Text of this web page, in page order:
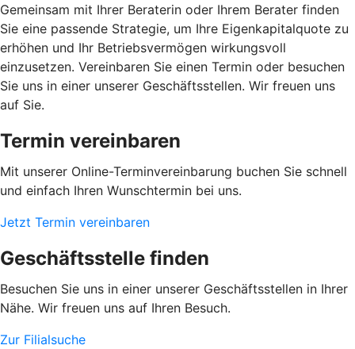
Gemeinsam mit Ihrer Beraterin oder Ihrem Berater finden
Sie eine passende Strategie, um Ihre Eigenkapitalquote zu
erhöhen und Ihr Betriebsvermögen wirkungsvoll
einzusetzen. Vereinbaren Sie einen Termin oder besuchen
Sie uns in einer unserer Geschäftsstellen. Wir freuen uns
auf Sie.
Termin vereinbaren
Mit unserer Online-Terminvereinbarung buchen Sie schnell
und einfach Ihren Wunschtermin bei uns.
Jetzt Termin vereinbaren
Geschäftsstelle finden
Besuchen Sie uns in einer unserer Geschäftsstellen in Ihrer
Nähe. Wir freuen uns auf Ihren Besuch.
Zur Filialsuche